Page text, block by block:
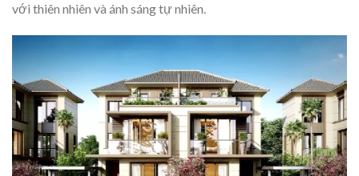
với thiên nhiên và ánh sáng tự nhiên.